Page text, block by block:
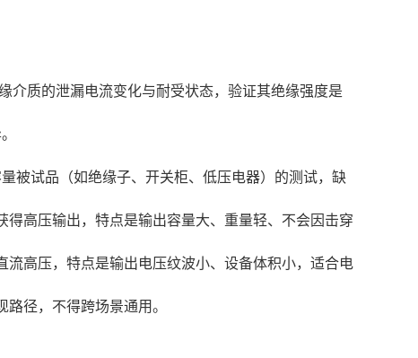
介质的泄漏电流变化与耐受状态，验证其绝缘强度是
被试品（如绝缘子、开关柜、低压电器）的测试，缺
高压输出，特点是输出容量大、重量轻、不会因击穿
高压，特点是输出电压纹波小、设备体积小，适合电
径，不得跨场景通用。